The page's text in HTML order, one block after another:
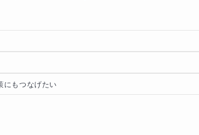
にもつなげたい